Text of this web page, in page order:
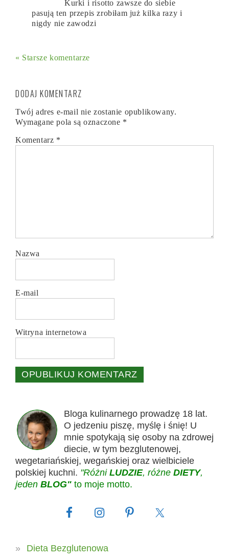
Kurki i risotto zawsze do siebie
pasują ten przepis zrobiłam już kilka razy i
nigdy nie zawodzi
« Starsze komentarze
DODAJ KOMENTARZ
Twój adres e-mail nie zostanie opublikowany.
Wymagane pola są oznaczone *
Komentarz *
Nazwa
E-mail
Witryna internetowa
Bloga kulinarnego prowadzę 18 lat.
O jedzeniu piszę, myślę i śnię! U
mnie spotykają się osoby na zdrowej
diecie, w tym bezglutenowej,
wegetariańskiej, wegańskiej oraz wielbiciele
polskiej kuchni. "Różni LUDZIE, różne DIETY,
jeden BLOG" to moje motto.
Dieta Bezglutenowa